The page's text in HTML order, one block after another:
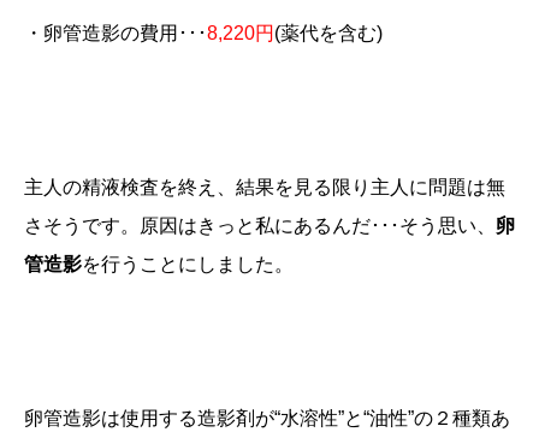
・卵管造影の費用･･･8,220円 (薬代を含む)
主人の精液検査を終え、結果を見る限り主人に問題は無
さそうです。原因はきっと私にあるんだ･･･そう思い、 卵
管造影を行うことにしました。
卵管造影は使用する造影剤が“水溶性”と“油性”の２種類あ